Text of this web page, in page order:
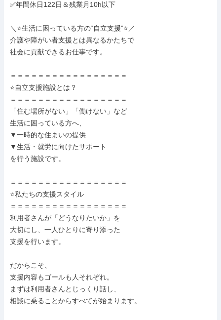
✅年間休日122日＆残業月10h以下
＼⭐生活に困っている方の“自立支援”⭐／
介護や障がい者支援とは異なるかたちで
社会に貢献できるお仕事です。
＝＝＝＝＝＝＝＝＝＝＝＝＝＝＝＝＝
⭐自立支援施設とは？
＝＝＝＝＝＝＝＝＝＝＝＝＝＝＝＝＝
「住む場所がない」「働けない」など
生活に困っている方へ、
▼一時的な住まいの提供
▼生活・就労に向けたサポート
を行う施設です。
＝＝＝＝＝＝＝＝＝＝＝＝＝＝＝＝＝
⭐私たちの支援スタイル
＝＝＝＝＝＝＝＝＝＝＝＝＝＝＝＝＝
利用者さんが「どうなりたいか」を
大切にし、一人ひとりに寄り添った
支援を行います。
だからこそ、
支援内容もゴールも人それぞれ。
まずは利用者さんとじっくり話し、
相談に乗ることからすべてが始まります。